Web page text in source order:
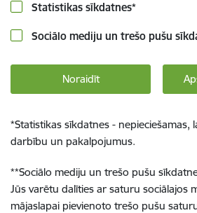
Statistikas sīkdatnes*
Sociālo mediju un trešo pušu
Noraidīt
*Statistikas sīkdatnes - nepieciešamas,
darbību un pakalpojumus.
**Sociālo mediju un trešo pušu
Jūs varētu dalīties ar saturu sociālajos
mājaslapai pievienoto trešo pušu